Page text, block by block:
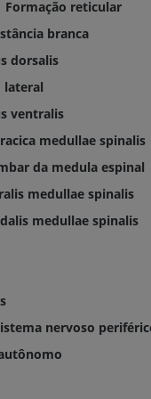
Formação reticular
branca
dorsalis
lateral
ventralis
medullae spinalis
da medula espinal
medullae spinalis
medullae spinalis
nervoso